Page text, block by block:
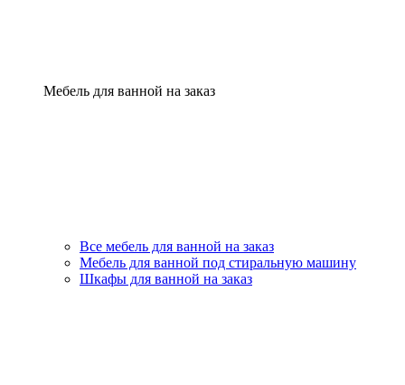
Мебель для ванной на заказ
Все мебель для ванной на заказ
Мебель для ванной под стиральную машину
Шкафы для ванной на заказ